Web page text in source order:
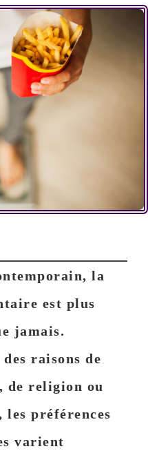
la
est plus
jamais.
raisons de
de religion ou
les préférences
varient